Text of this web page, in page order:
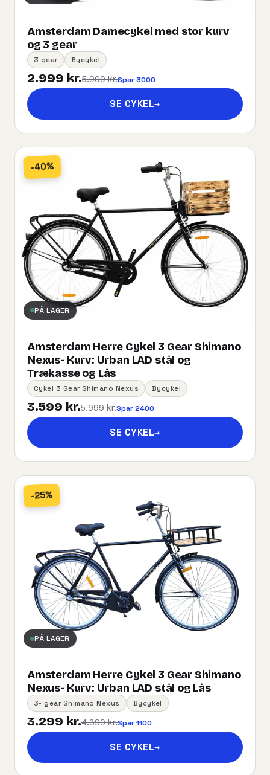
Amsterdam Damecykel med stor kurv
og 3 gear
3 gear Bycykel
2.999 kr.5.999 kr.Spar 3000
SE CYKEL→
-40%
PÅ LAGER
Amsterdam Herre Cykel 3 Gear Shimano
Nexus- Kurv:​ ​Urban​ ​LAD​ ​stål og
Trækasse og Lås
Cykel 3 Gear Shimano Nexus Bycykel
3.599 kr.5.999 kr.Spar 2400
SE CYKEL→
-25%
PÅ LAGER
Amsterdam Herre Cykel 3 Gear Shimano
Nexus- Kurv:​ ​Urban​ ​LAD​ ​stål og Lås
3- gear Shimano Nexus Bycykel
3.299 kr.4.399 kr.Spar 1100
SE CYKEL→